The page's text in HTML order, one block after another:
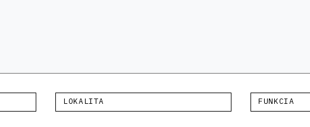
LOKALITA FUNKCIA